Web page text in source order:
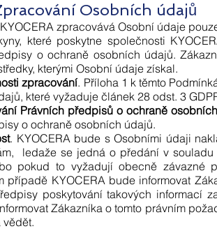
Osobních údajů
zpracovává Osobní údaje
které poskytne společnosti
o ochraně osobních údajů.
kterými Osobní údaje získal.
zpracování. Příloha 1 k těmto
které vyžaduje článek 28 odst. 3
Právních předpisů o ochraně
o ochraně osobních údajů.
. KYOCERA bude s Osobními údaji
ledaže se jedná o předání v
pokud to vyžadují obecně závazné
případě KYOCERA bude informovat
poskytování takových informací
Zákazníka o tomto právním
vědět.